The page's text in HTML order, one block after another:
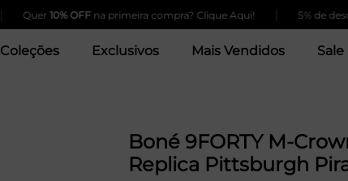
Quer10% OFFna primeira compra? Clique Aqui! | 5% de
Coleções Exclusivos Mais Vendidos Sale
Boné 9FORTY M-
Replica Pittsburgh